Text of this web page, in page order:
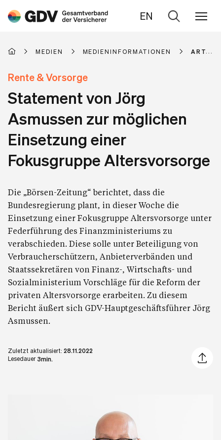
EN
Zur
MEDIEN MEDIENINFORMATIONEN
Rente & Vorsorge
Statement von Jörg
Asmussen zur möglichen
Einsetzung einer
Fokusgruppe Altersvorsorge
Die „Börsen-Zeitung“ berichtet, dass die
Bundesregierung plant, in dieser Woche die
Einsetzung einer Fokusgruppe Altersvorsorge unter
Federführung des Finanzministeriums zu
verabschieden. Diese solle unter Beteiligung von
Verbraucherschützern, Anbieterverbänden und
Staatssekretären von Finanz-, Wirtschafts- und
Sozialministerium Vorschläge für die Reform der
privaten Altersvorsorge erarbeiten. Zu diesem
Bericht äußert sich GDV-Hauptgeschäftsführer Jörg
Asmussen.
Zuletzt aktualisiert: 28.11.2022
Lesedauer 3min.
Artikel